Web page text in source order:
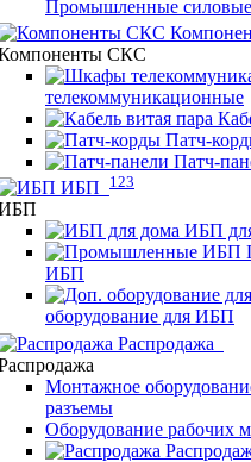
Промышленные силовые
СКС
телекоммуникационные
Патч-
Патч-
ИБП
123
ИБП
ИБП
оборудование для ИБП
Распродажа
Монтажное
разъемы
Оборудование рабочих